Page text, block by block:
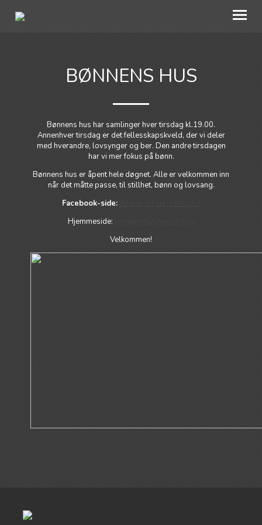
OM OSS
KALENDER
HVA SKJER HOS OSS?
BLI MED
UTLEIE
BEDEHUSFESTIVALEN
BØNNENS HUS
Bønnens hus har samlinger hver tirsdag kl.19.00.
Annenhver tirsdag er det fellesskapskveld, der vi deler
med hverandre, lovsynger og ber. Den andre tirsdagen
har vi mer fokus på bønn.
Bønnens hus er åpent hele døgnet. Alle er velkommen inn
når det måtte passe, til stillhet, bønn og lovsang.
Facebook-side:Bønnens Hus i Finsland
Hjemmeside:bonnenshusfinsland.no
Velkommen!